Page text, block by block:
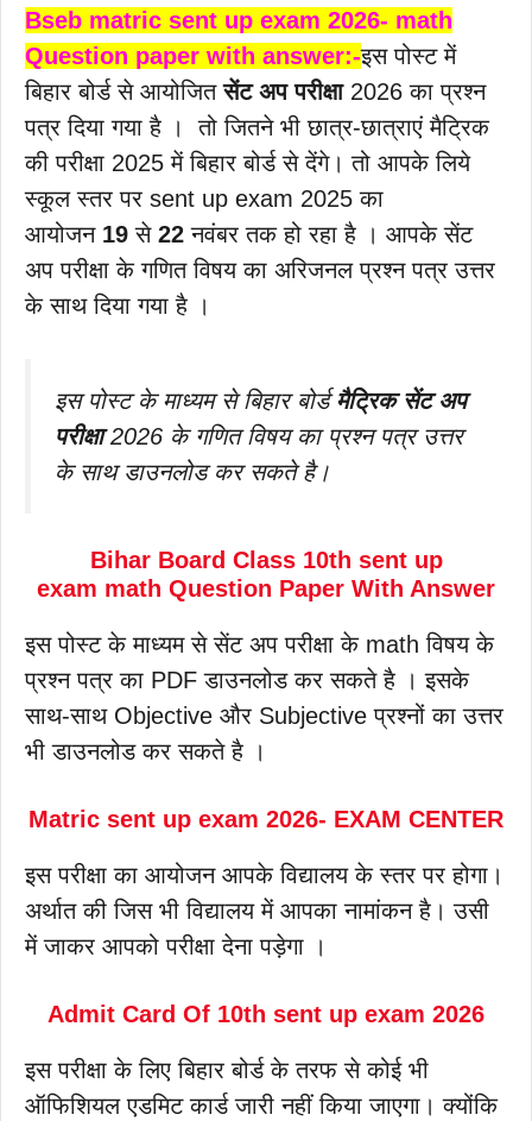
Bseb matric sent up exam 2026- math
Question paper with answer:-इस पोस्ट में
बिहार बोर्ड से आयोजितसेंट अप परीक्षा 2026 का प्रश्न
पत्र दिया गया है । तो जितने भी छात्र-छात्राएं मैट्रिक
की परीक्षा 2025 में बिहार बोर्ड से देंगे। तो आपके लिये
स्कूल स्तर पर sent up exam 2025 का
आयोजन 19 से 22नवंबर तक हो रहा है । आपके सेंट
अप परीक्षा के गणित विषय का अरिजनल प्रश्न पत्र उत्तर
के साथ दिया गया है ।
इस पोस्ट के माध्यम से बिहार बोर्डमैट्रिक सेंट अप
परीक्षा2026 के गणित विषय का प्रश्न पत्र उत्तर
के साथ डाउनलोड कर सकते है।
Bihar Board Class 10th sent up
exam math Question Paper With Answer
इस पोस्ट के माध्यम से सेंट अप परीक्षा के math विषय के
प्रश्न पत्र का PDF डाउनलोड कर सकते है । इसके
साथ-साथ Objective और Subjective प्रश्नों का उत्तर
भी डाउनलोड कर सकते है ।
Matric sent up exam 2026- EXAM CENTER
इस परीक्षा का आयोजन आपके विद्यालय के स्तर पर होगा।
अर्थात की जिस भी विद्यालय में आपका नामांकन है। उसी
में जाकर आपको परीक्षा देना पड़ेगा ।
Admit Card Of 10th sent up exam 2026
इस परीक्षा के लिए बिहार बोर्ड के तरफ से कोई भी
ऑफिशियल एडमिट कार्ड जारी नहीं किया जाएगा। क्योंकि